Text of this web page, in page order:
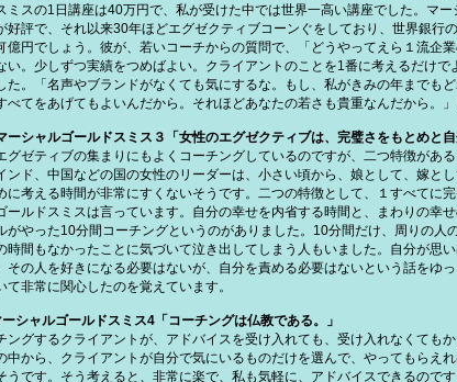
ミスの1日講座は40万円で、私が受けた中では世界一高い講座でした。マ
好評で、それ以来30年ほどエグゼクティブコーンぐをしており、世界銀行
億円でしょう。彼が、若いコーチからの質問で、「どうやってえら１流企
い。少しずつ実績をつめばよい。クライアントのことを1番に考えるだけ
た。「名声やブランドがなくても気にするな。もし、私がきみの年までも
べてをあげてもよいんだから。それほどあなたの若さも貴重なんだから。」
ーシャルゴールドスミス３「女性のエグゼクティブは、完璧さをもとめと自
グゼティブの集まりにもよくコーチングしているのですが、二つ特徴があ
ンド、中国などの国の女性のリーダーは、小さい頃から、娘として、嫁と
に考える時間が非常にすくないそうです。二つの特徴として、１すべてに
ールドスミスは言っています。自分の幸せを内省する時間と、まわりの幸
がやった10分間コーチングというのがありました。10分間だけ、周りの
時間もなかったことに気づいて泣き出してしまう人もいました。自分が思
その人を好きになる必要はないが、自分を責める必要はないという話をゆ
非常に関心したのを覚えています。
シャルゴールドスミス4「コーチングは仏教である。」
ングするクライアントが、アドバイスを受け入れても、受け入れなくても
中から、クライアントが自分で気にいるものだけを選んで、やってもらえ
うです。そう考えると、非常に楽で、私も気軽に、アドバイスできるのです